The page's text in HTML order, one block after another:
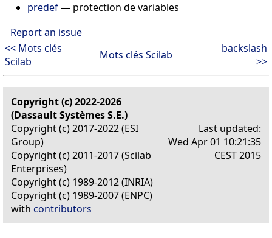
predef— protection de variables
Report an issue
<< Mots clés
Scilab
Mots clés Scilab
backslash
>>
Copyright (c) 2022-2026
(Dassault Systèmes S.E.)
Copyright (c) 2017-2022 (ESI
Group)
Copyright (c) 2011-2017 (Scilab
Enterprises)
Copyright (c) 1989-2012 (INRIA)
Copyright (c) 1989-2007 (ENPC)
with contributors
Last updated:
Wed Apr 01 10:21:35
CEST 2015